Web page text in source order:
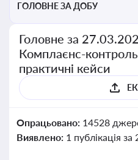
ГОЛОВНЕ ЗА ДОБУ
Головне за
Комплаєнс-контроль
практичні кейси
Опрацьовано: 14528
Виявлено: 1 публікація за